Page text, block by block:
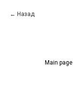
Назад
Main page